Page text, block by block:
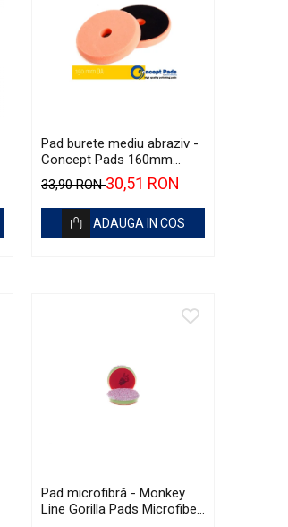
Pad burete mediu abraziv -
Concept Pads 160mm
(6.5") Orange Medium-Cut
Pad
33,90 RON30,51 RON
ADAUGA IN COS
Pad microfibră - Monkey
Line Gorilla Pads Microfiber